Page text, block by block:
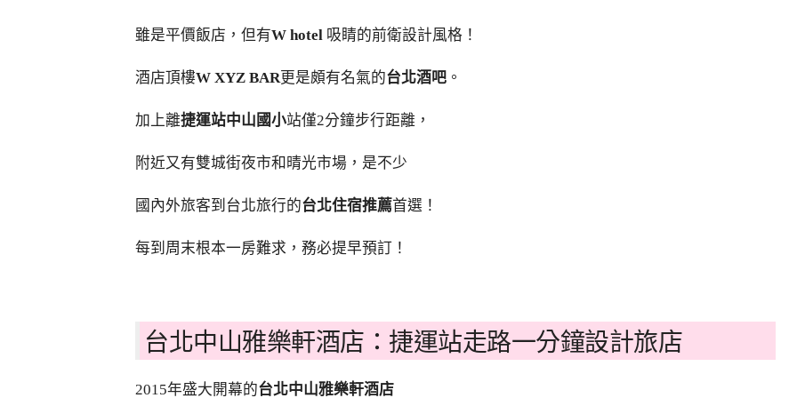
雖是平價飯店，但有W hotel 吸睛的前衛設計風格！
酒店頂樓W XYZ BAR更是頗有名氣的台北酒吧 。
加上離捷運站中山國小站僅2分鐘步行距離，
附近又有雙城街夜市和晴光市場，是不少
國內外旅客到台北旅行的台北住宿推薦首選！
每到周末根本一房難求，務必提早預訂！
台北中山雅樂軒酒店：捷運站走路一分鐘設計旅店
2015年盛大開幕的台北中山雅樂軒酒店